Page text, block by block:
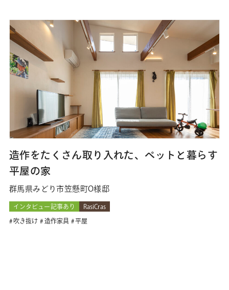
造作をたくさん取り入れた、ペットと暮らす
平屋の家
群馬県みどり市笠懸町O様邸
インタビュー記事あり RasiCras
吹き抜け 造作家具 平屋